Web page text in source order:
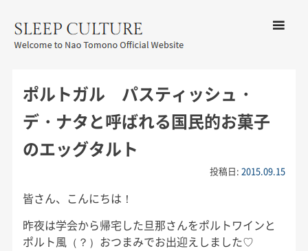
CULTURE
ツへ移動
ポルトガル パスティッシュ・
デ・ナタと呼ばれる国民的お菓子
のエッグタルト
投稿日:2015.09.15
皆さん、こんにちは！
昨夜は学会から帰宅した旦那さんをポルトワインと
ポルト風（？）おつまみでお出迎えしました♡